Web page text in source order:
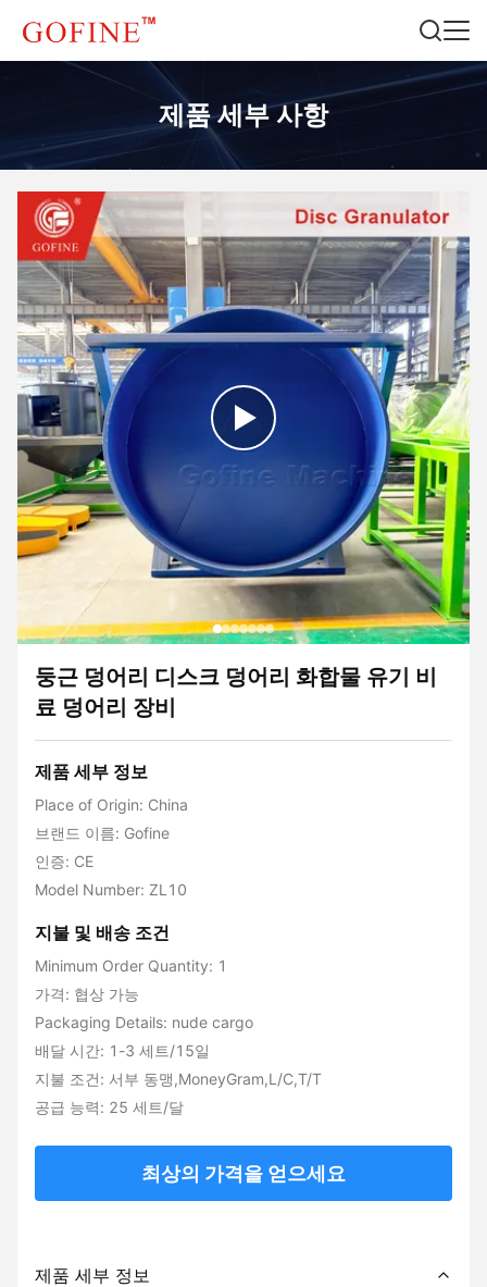
제품 세부 사항
둥근 덩어리 디스크 덩어리 화합물 유기 비
료 덩어리 장비
제품 세부 정보
Place of Origin: China
브랜드 이름: Gofine
인증: CE
Model Number: ZL10
지불 및 배송 조건
Minimum Order Quantity: 1
가격: 협상 가능
Packaging Details: nude cargo
배달 시간: 1-3 세트/15일
지불 조건: 서부 동맹,MoneyGram,L/C,T/T
공급 능력: 25 세트/달
최상의 가격을 얻으세요
제품 세부 정보